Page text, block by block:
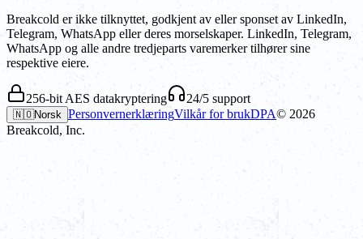
Breakcold er ikke tilknyttet, godkjent av eller sponset av LinkedIn,
Telegram, WhatsApp eller deres morselskaper. LinkedIn, Telegram,
WhatsApp og alle andre tredjeparts varemerker tilhører sine
respektive eiere.
256-bit AES datakryptering 24/5 support
🇳🇴Norsk PersonvernerklæringVilkår for brukDPA© 2026
Breakcold, Inc.